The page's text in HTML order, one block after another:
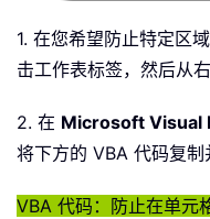
1. 在您希望防止特定区
击工作表标签，然后从
2. 在 Microsoft Visual
将下方的 VBA 代码复制
VBA 代码：防止在单元